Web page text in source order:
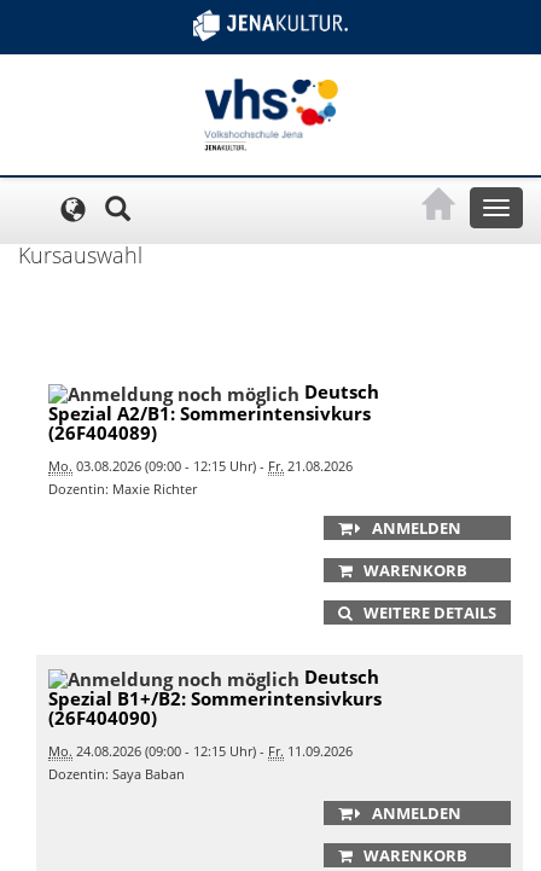
Toggle
Kursauswahl
Deutsch
Spezial A2/B1: Sommerintensivkurs
(26F404089)
Mo. 03.08.2026 (09:00 - 12:15 Uhr) - Fr. 21.08.2026
Dozentin: Maxie Richter
ANMELDEN
WARENKORB
WEITERE DETAILS
Deutsch
Spezial B1+/B2: Sommerintensivkurs
(26F404090)
Mo. 24.08.2026 (09:00 - 12:15 Uhr) - Fr. 11.09.2026
Dozentin: Saya Baban
ANMELDEN
WARENKORB